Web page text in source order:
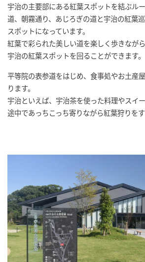
宇治の主要部にある紅葉スポットを結ぶル
道、朝霧通り、あじろぎの道と宇治の紅葉
スポットになっています。
紅葉で彩られた美しい道を楽しく歩きなが
宇治の紅葉スポットを回ることができます。
平等院の表参道をはじめ、食事処やお土産
ります。
宇治といえば、宇治茶を使った料理やスイー
途中であっちこっち寄りながら紅葉狩りを